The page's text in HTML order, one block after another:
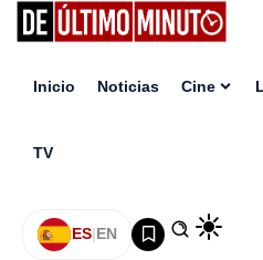
Inicio Noticias Cine
TV
ES|EN